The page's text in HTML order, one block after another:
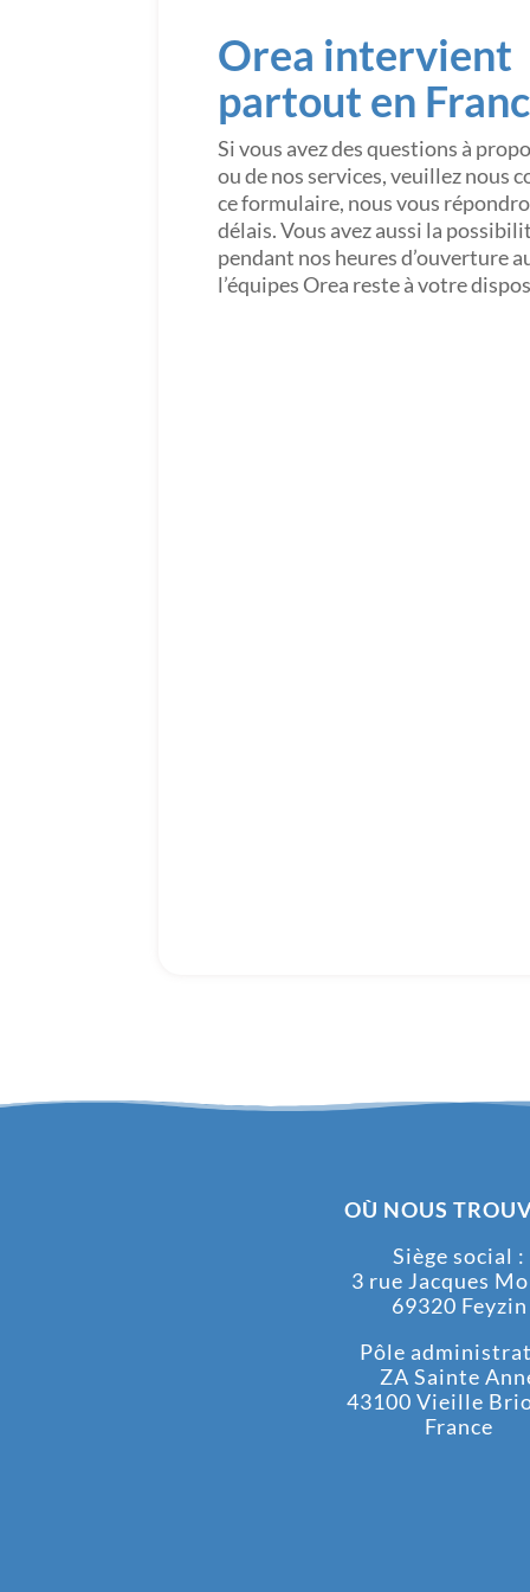
Orea intervient
partout en
Si vous avez des questions à
ou de nos services, veuillez nous
ce formulaire, nous vous
délais. Vous avez aussi la
pendant nos heures d’ouverture
l’équipes Orea reste à votre
OÙ NOUS
Siège social :
3 rue Jacques
69320 Feyzin
Pôle
ZA Sainte
43100 Vieille
France